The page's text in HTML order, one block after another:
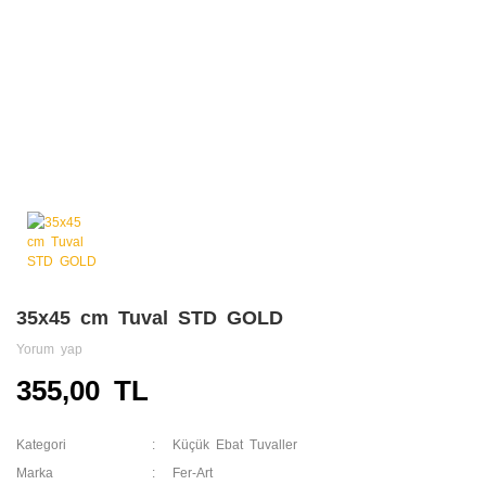
35x45 cm Tuval STD GOLD
Yorum yap
355,00 TL
Kategori Küçük Ebat Tuvaller
Marka Fer-Art